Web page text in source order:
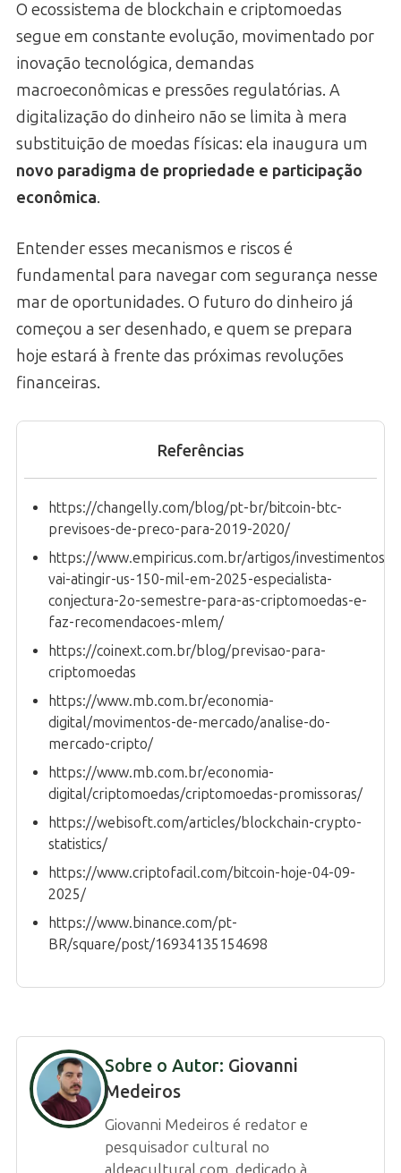
O ecossistema de blockchain e criptomoedas
segue em constante evolução, movimentado por
inovação tecnológica, demandas
macroeconômicas e pressões regulatórias. A
digitalização do dinheiro não se limita à mera
substituição de moedas físicas: ela inaugura um
novo paradigma de propriedade e participação
econômica.
Entender esses mecanismos e riscos é
fundamental para navegar com segurança nesse
mar de oportunidades. O futuro do dinheiro já
começou a ser desenhado, e quem se prepara
hoje estará à frente das próximas revoluções
financeiras.
Referências
https://changelly.com/blog/pt-br/bitcoin-btc-
previsoes-de-preco-para-2019-2020/
https://www.empiricus.com.br/artigos/investimentos/
vai-atingir-us-150-mil-em-2025-especialista-
conjectura-2o-semestre-para-as-criptomoedas-e-
faz-recomendacoes-mlem/
https://coinext.com.br/blog/previsao-para-
criptomoedas
https://www.mb.com.br/economia-
digital/movimentos-de-mercado/analise-do-
mercado-cripto/
https://www.mb.com.br/economia-
digital/criptomoedas/criptomoedas-promissoras/
https://webisoft.com/articles/blockchain-crypto-
statistics/
https://www.criptofacil.com/bitcoin-hoje-04-09-
2025/
https://www.binance.com/pt-
BR/square/post/16934135154698
Sobre o Autor: Giovanni
Medeiros
Giovanni Medeiros é redator e
pesquisador cultural no
aldeacultural.com, dedicado à